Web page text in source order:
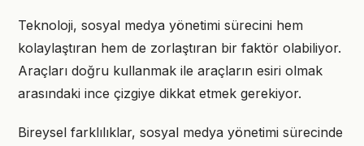
Teknoloji, sosyal medya yönetimi sürecini hem
kolaylaştıran hem de zorlaştıran bir faktör olabiliyor.
Araçları doğru kullanmak ile araçların esiri olmak
arasındaki ince çizgiye dikkat etmek gerekiyor.
Bireysel farklılıklar, sosyal medya yönetimi sürecinde